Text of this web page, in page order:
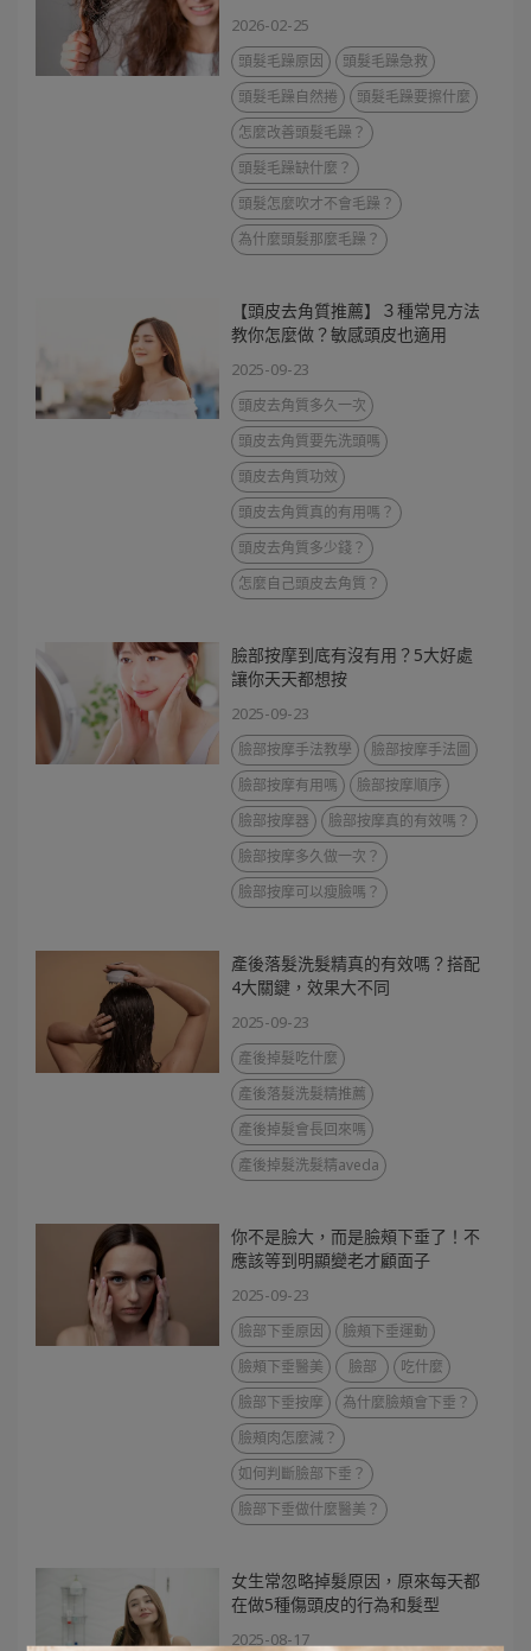
2026-02-25
頭髮毛躁原因
頭髮毛躁急救
頭髮毛躁自然捲
頭髮毛躁要擦什麼
怎麼改善頭髮毛躁？
頭髮毛躁缺什麼？
頭髮怎麼吹才不會毛躁？
為什麼頭髮那麼毛躁？
【頭皮去角質推薦】３種常見方法
教你怎麼做？敏感頭皮也適用
2025-09-23
頭皮去角質多久一次
頭皮去角質要先洗頭嗎
頭皮去角質功效
頭皮去角質真的有用嗎？
頭皮去角質多少錢？
怎麼自己頭皮去角質？
臉部按摩到底有沒有用？5大好處
讓你天天都想按
2025-09-23
臉部按摩手法教學
臉部按摩手法圖
臉部按摩有用嗎
臉部按摩順序
臉部按摩器
臉部按摩真的有效嗎？
臉部按摩多久做一次？
臉部按摩可以瘦臉嗎？
產後落髮洗髮精真的有效嗎？搭配
4大關鍵，效果大不同
2025-09-23
產後掉髮吃什麼
產後落髮洗髮精推薦
產後掉髮會長回來嗎
產後掉髮洗髮精aveda
你不是臉大，而是臉頰下垂了！不
應該等到明顯變老才顧面子
2025-09-23
臉部下垂原因
臉頰下垂運動
臉頰下垂醫美
臉部
吃什麼
臉部下垂按摩
為什麼臉頰會下垂？
臉頰肉怎麼減？
如何判斷臉部下垂？
臉部下垂做什麼醫美？
女生常忽略掉髮原因，原來每天都
在做5種傷頭皮的行為和髮型
2025-08-17